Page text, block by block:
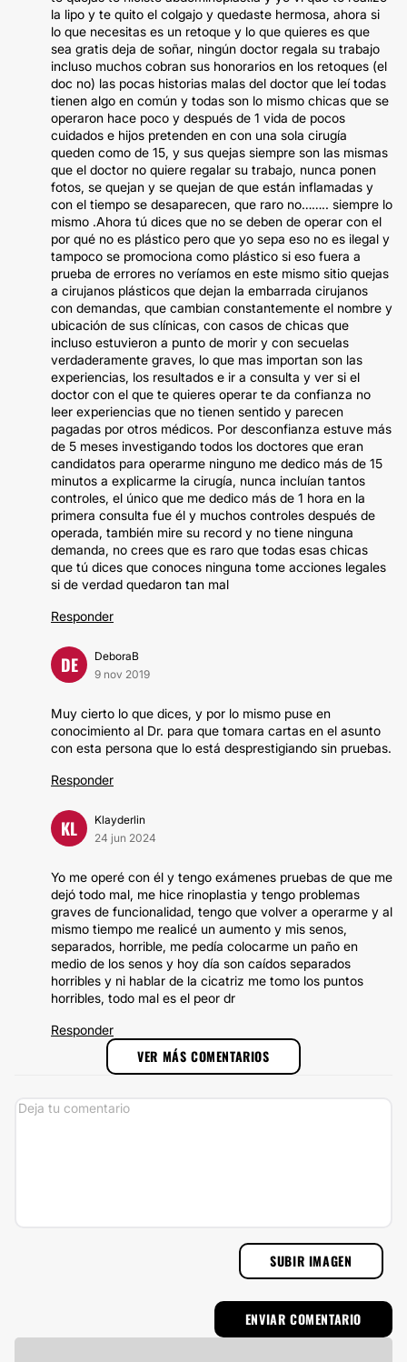
la lipo y te quito el colgajo y quedaste hermosa, ahora si
lo que necesitas es un retoque y lo que quieres es que
sea gratis deja de soñar, ningún doctor regala su trabajo
incluso muchos cobran sus honorarios en los retoques (el
doc no) las pocas historias malas del doctor que leí todas
tienen algo en común y todas son lo mismo chicas que se
operaron hace poco y después de 1 vida de pocos
cuidados e hijos pretenden en con una sola cirugía
queden como de 15, y sus quejas siempre son las mismas
que el doctor no quiere regalar su trabajo, nunca ponen
fotos, se quejan y se quejan de que están inflamadas y
con el tiempo se desaparecen, que raro no…….. siempre lo
mismo .Ahora tú dices que no se deben de operar con el
por qué no es plástico pero que yo sepa eso no es ilegal y
tampoco se promociona como plástico si eso fuera a
prueba de errores no veríamos en este mismo sitio quejas
a cirujanos plásticos que dejan la embarrada cirujanos
con demandas, que cambian constantemente el nombre y
ubicación de sus clínicas, con casos de chicas que
incluso estuvieron a punto de morir y con secuelas
verdaderamente graves, lo que mas importan son las
experiencias, los resultados e ir a consulta y ver si el
doctor con el que te quieres operar te da confianza no
leer experiencias que no tienen sentido y parecen
pagadas por otros médicos. Por desconfianza estuve más
de 5 meses investigando todos los doctores que eran
candidatos para operarme ninguno me dedico más de 15
minutos a explicarme la cirugía, nunca incluían tantos
controles, el único que me dedico más de 1 hora en la
primera consulta fue él y muchos controles después de
operada, también mire su record y no tiene ninguna
demanda, no crees que es raro que todas esas chicas
que tú dices que conoces ninguna tome acciones legales
si de verdad quedaron tan mal
Responder
DE
DeboraB
9 nov 2019
Muy cierto lo que dices, y por lo mismo puse en
conocimiento al Dr. para que tomara cartas en el asunto
con esta persona que lo está desprestigiando sin pruebas.
Responder
KL
Klayderlin
24 jun 2024
Yo me operé con él y tengo exámenes pruebas de que me
dejó todo mal, me hice rinoplastia y tengo problemas
graves de funcionalidad, tengo que volver a operarme y al
mismo tiempo me realicé un aumento y mis senos,
separados, horrible, me pedía colocarme un paño en
medio de los senos y hoy día son caídos separados
horribles y ni hablar de la cicatriz me tomo los puntos
horribles, todo mal es el peor dr
Responder
VER MÁS COMENTARIOS
SUBIR IMAGEN